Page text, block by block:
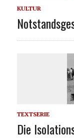
KULTUR
TEXTSERIE
Die